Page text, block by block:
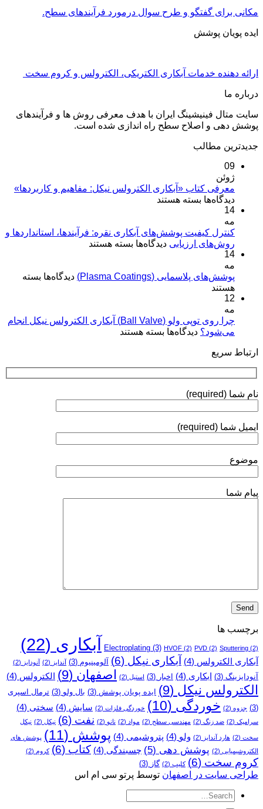
مکانی برای گفتگو و طرح سوال درمورد فرآیندهای سطح.
ایده پویان پوشش
ارائه دهنده خدمات آبکاری الکتریکی، الکترولس و کروم سخت
درباره ما
سایت متال فینیشینگ ایران با هدف معرفی روش ها و فرآیندهای
پوشش دهی و اصلاح سطح راه اندازی شده است.
جدیدترین مطالب
09
ژوئن
معرفی کتاب «آبکاری الکترولس نیکل: مفاهیم و کاربردها»
دیدگاه‌ها برای
«آبکاری
الکترولس
و
بسته هستند
14
مه
کنترل کیفیت پوشش‌های آبکاری نقره: فرآیندها، استانداردها و
روش‌های ارزیابی دیدگاه‌ها برای
پوشش‌های
استانداردها
و
بسته هستند
14
مه
پوشش‌های پلاسمایی (Plasma Coatings)
دیدگاه‌ها برای
Coatings)
بسته
هستند
12
مه
چرا روی توپی‌ ولو (Ball Valve) آبکاری الکترولس نیکل انجام
می‌شود؟ دیدگاه‌ها برای
ولو
نیکل
بسته هستند
ارتباط سریع
نام شما (required)
ایمیل شما (required)
موضوع
پیام شما
برچسب ها
Electroplating (3) HVOF (2) PVD (2) Sputtering (2) آبکاری (22)
آبکاری الکترولس (4) آبکاری نیکل (6) آلومینیوم (3) آندایز (2) آنودایز (2)
آنودایزینگ (3) ابکاری (4) اخبار (3) استیل (2) اصفهان (9) الکترولس (4)
الکترولس نیکل (9) ایده پویان پوشش (3) بال ولو (3)
ترمال اسپری
(3)
جزوه (2) خوردگی (10) خوردگی فلزات (2) سایش (4) سختی (4)
سرامیک (2) ضد زنگ (2) مهندسی سطح (2) مواد (2) نانو (2) نفت (6) نیکل (2) نیکل
سخت (2) هارد آندایز (2) ولو (4) پتروشیمی (4) پوشش (11)
پوشش­ های
الکتروشیمیایی (2) پوشش دهی (5) چسبندگی (4) کتاب (6) کروم (2)
کروم سخت (6) کلیپ (2) گاز (3)
طراحی سایت در اصفهان توسط پرتو سی ام اس